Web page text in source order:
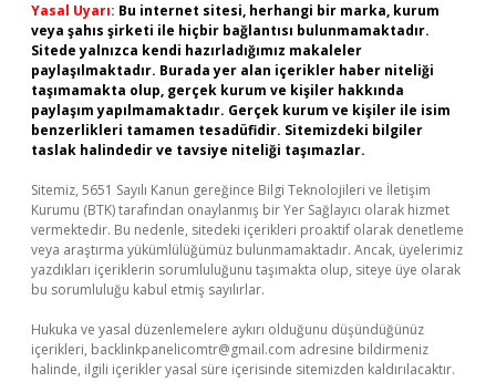
Yasal Uyarı: Bu internet sitesi, herhangi bir marka, kurum
veya şahıs şirketi ile hiçbir bağlantısı bulunmamaktadır.
Sitede yalnızca kendi hazırladığımız makaleler
paylaşılmaktadır. Burada yer alan içerikler haber niteliği
taşımamakta olup, gerçek kurum ve kişiler hakkında
paylaşım yapılmamaktadır. Gerçek kurum ve kişiler ile isim
benzerlikleri tamamen tesadüfidir. Sitemizdeki bilgiler
taslak halindedir ve tavsiye niteliği taşımazlar.
Sitemiz, 5651 Sayılı Kanun gereğince Bilgi Teknolojileri ve İletişim
Kurumu (BTK) tarafından onaylanmış bir Yer Sağlayıcı olarak hizmet
vermektedir. Bu nedenle, sitedeki içerikleri proaktif olarak denetleme
veya araştırma yükümlülüğümüz bulunmamaktadır. Ancak, üyelerimiz
yazdıkları içeriklerin sorumluluğunu taşımakta olup, siteye üye olarak
bu sorumluluğu kabul etmiş sayılırlar.
Hukuka ve yasal düzenlemelere aykırı olduğunu düşündüğünüz
içerikleri, backlinkpanelicomtr@gmail.com adresine bildirmeniz
halinde, ilgili içerikler yasal süre içerisinde sitemizden kaldırılacaktır.